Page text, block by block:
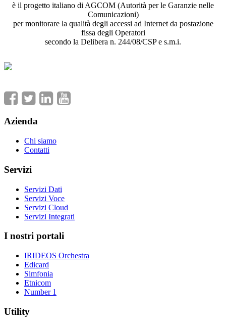
è il progetto italiano di AGCOM (Autorità per le Garanzie nelle
Comunicazioni)
per monitorare la qualità degli accessi ad Internet da postazione
fissa degli Operatori
secondo la Delibera n. 244/08/CSP e s.m.i.
Azienda
Chi siamo
Contatti
Servizi
Servizi Dati
Servizi Voce
Servizi Cloud
Servizi Integrati
I nostri portali
IRIDEOS Orchestra
Edicard
Simfonia
Etnicom
Number 1
Utility